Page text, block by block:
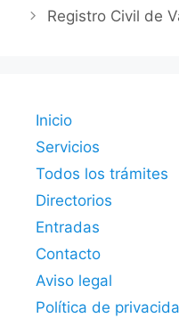
Registro Civil de
Inicio
Servicios
Todos los trámites
Directorios
Entradas
Contacto
Aviso legal
Política de